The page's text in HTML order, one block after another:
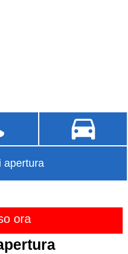
apertura
ora